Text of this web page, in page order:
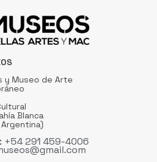
y Museo de Arte
Blanca
+54 291 459-4006